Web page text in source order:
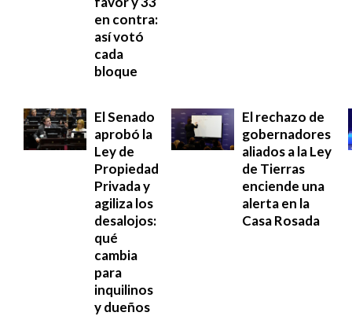
en contra:
así votó
cada
bloque
El Senado
aprobó la
Ley de
Propiedad
Privada y
agiliza los
desalojos:
qué
cambia
para
inquilinos
y dueños
El rechazo de
gobernadores
aliados a la Ley
de Tierras
enciende una
alerta en la
Casa Rosada